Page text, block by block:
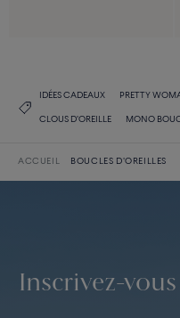
IDÉES CADEAUX PRETTY
CLOUS D'OREILLE MONO
ACCUEIL BOUCLES D'OREILLES
Inscrivez-